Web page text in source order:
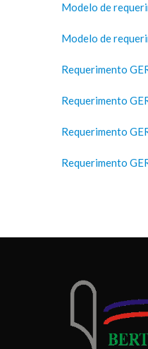
Modelo de
Modelo de
Requerimento
Requerimento
Requerimento
Requerimento